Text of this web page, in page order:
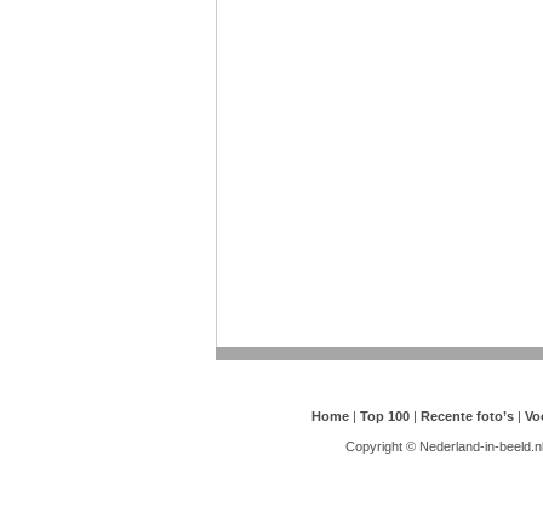
Home | Top 100 | Recente foto’s |
Copyright © Nederland-in-